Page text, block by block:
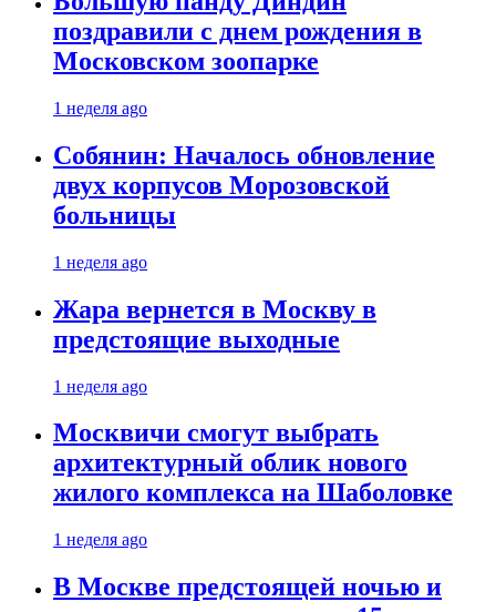
поздравили с днем рождения в
Московском зоопарке
1 неделя ago
Собянин: Началось обновление
двух корпусов Морозовской
больницы
1 неделя ago
Жара вернется в Москву в
предстоящие выходные
1 неделя ago
Москвичи смогут выбрать
архитектурный облик нового
жилого комплекса на Шаболовке
1 неделя ago
В Москве предстоящей ночью и